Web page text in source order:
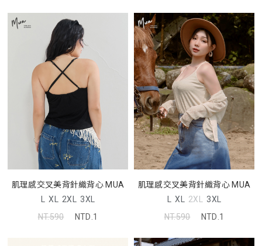
肌理感交叉美背針織背心 MUA
L XL 2XL 3XL
NT.590
NTD.1
肌理感交叉美背針織背心 MUA
L XL 2XL 3XL
NT.590
NTD.1